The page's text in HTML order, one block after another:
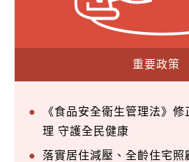
重要政策
《食品安全衛生管理法》
理 守護全民健康
落實居住減壓、全齡住宅